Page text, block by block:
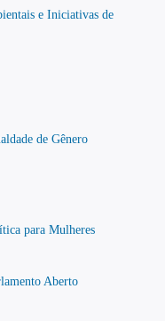
e Iniciativas de
de Gênero
para Mulheres
Aberto